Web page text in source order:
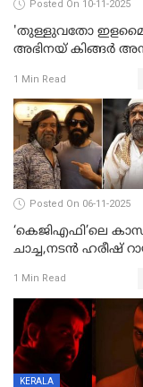
Posted On 10-11-2025
'തുള്ളുവതോ ഇളമൈ'
അഭിനയ് കിങ്ങർ
1 Min Read
Posted On 06-11-2025
‘കെജിഎഫി’ലെ
ചാച്ച,നടൻ ഹരീഷ്
1 Min Read
KERALA